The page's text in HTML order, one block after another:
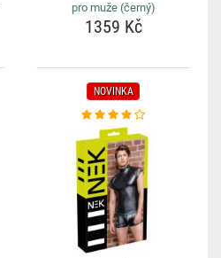
pro muže (černý)
1359 Kč
NOVINKA